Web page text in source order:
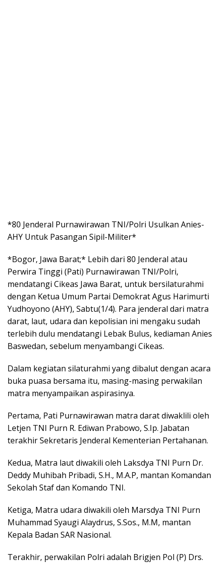
*80 Jenderal Purnawirawan TNI/Polri Usulkan Anies-
AHY Untuk Pasangan Sipil-Militer*
*Bogor, Jawa Barat;* Lebih dari 80 Jenderal atau
Perwira Tinggi (Pati) Purnawirawan TNI/Polri,
mendatangi Cikeas Jawa Barat, untuk bersilaturahmi
dengan Ketua Umum Partai Demokrat Agus Harimurti
Yudhoyono (AHY), Sabtu(1/4). Para jenderal dari matra
darat, laut, udara dan kepolisian ini mengaku sudah
terlebih dulu mendatangi Lebak Bulus, kediaman Anies
Baswedan, sebelum menyambangi Cikeas.
Dalam kegiatan silaturahmi yang dibalut dengan acara
buka puasa bersama itu, masing-masing perwakilan
matra menyampaikan aspirasinya.
Pertama, Pati Purnawirawan matra darat diwaklili oleh
Letjen TNI Purn R. Ediwan Prabowo, S.Ip. Jabatan
terakhir Sekretaris Jenderal Kementerian Pertahanan.
Kedua, Matra laut diwakili oleh Laksdya TNI Purn Dr.
Deddy Muhibah Pribadi, S.H., M.A.P, mantan Komandan
Sekolah Staf dan Komando TNI.
Ketiga, Matra udara diwakili oleh Marsdya TNI Purn
Muhammad Syaugi Alaydrus, S.Sos., M.M, mantan
Kepala Badan SAR Nasional.
Terakhir, perwakilan Polri adalah Brigjen Pol (P) Drs.